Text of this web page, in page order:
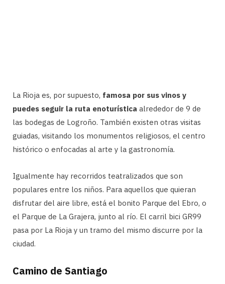
La Rioja es, por supuesto, famosa por sus vinos y
puedes seguir la ruta enoturística alrededor de 9 de
las bodegas de Logroño. También existen otras visitas
guiadas, visitando los monumentos religiosos, el centro
histórico o enfocadas al arte y la gastronomía.
Igualmente hay recorridos teatralizados que son
populares entre los niños. Para aquellos que quieran
disfrutar del aire libre, está el bonito Parque del Ebro, o
el Parque de La Grajera, junto al río. El carril bici GR99
pasa por La Rioja y un tramo del mismo discurre por la
ciudad.
Camino de Santiago